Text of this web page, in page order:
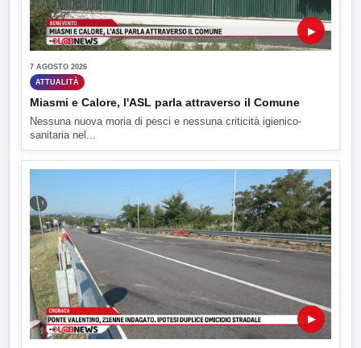
▶
7 AGOSTO 2026
ATTUALITÀ
Miasmi e Calore, l'ASL parla attraverso il Comune
Nessuna nuova moria di pesci e nessuna criticità igienico-
sanitaria nel...
▶